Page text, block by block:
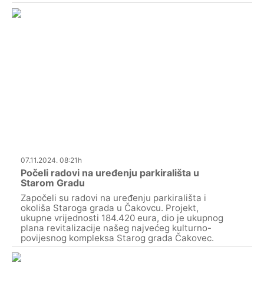
07.11.2024. 08:21h
Počeli radovi na uređenju parkirališta u
Starom Gradu
Započeli su radovi na uređenju parkirališta i
okoliša Staroga grada u Čakovcu. Projekt,
ukupne vrijednosti 184.420 eura, dio je ukupnog
plana revitalizacije našeg najvećeg kulturno-
povijesnog kompleksa Starog grada Čakovec.